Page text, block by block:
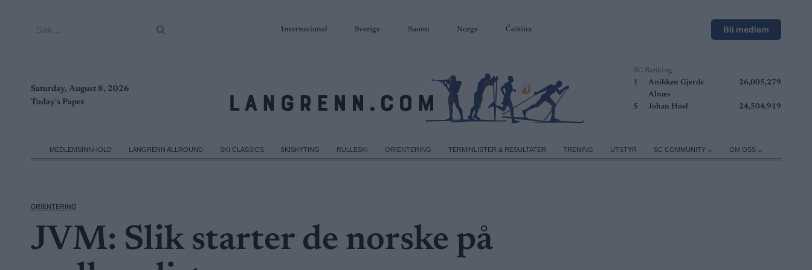
International Sverige Suomi Norge Čeština Bli medlem
Saturday, August 8, 2026
Today's Paper
SC Ranking
1
Anikken Gjerde
Alnæs
26,005,279
5 Johan Hoel 24,504,919
MEDLEMSINNHOLD LANGRENN ALLROUND SKI CLASSICS SKISKYTING RULLESKI ORIENTERING TERMINLISTER & RESULTATER TRENING UTSTYR SC COMMUNITY OM OSS
ORIENTERING
JVM: Slik starter de norske på